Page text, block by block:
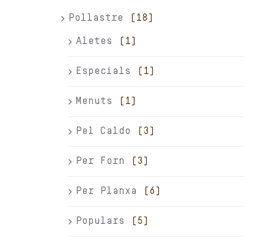
Pollastre (18)
Aletes (1)
Especials (1)
Menuts (1)
Pel Caldo (3)
Per Forn (3)
Per Planxa (6)
Populars (5)